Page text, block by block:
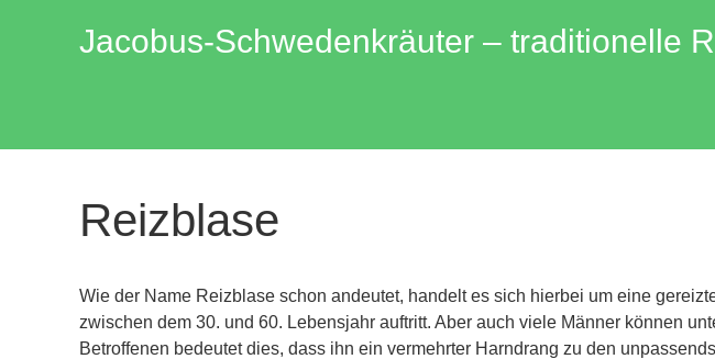
Jacobus-Schwedenkräuter – traditionelle
Reizblase
Wie der Name Reizblase schon andeutet, handelt es sich hierbei um eine
zwischen dem 30. und 60. Lebensjahr auftritt. Aber auch viele Männer können
Betroffenen bedeutet dies, dass ihn ein vermehrter Harndrang zu den